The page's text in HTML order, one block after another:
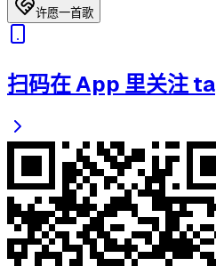
许愿一首歌
扫码在 App 里关注 ta